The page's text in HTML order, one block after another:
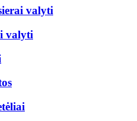
valyti
valyti